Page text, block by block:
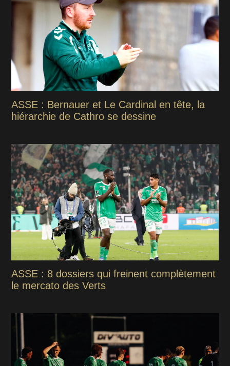
ASSE : Bernauer et Le Cardinal en tête, la
hiérarchie de Cathro se dessine
ASSE : 8 dossiers qui freinent complètement
le mercato des Verts